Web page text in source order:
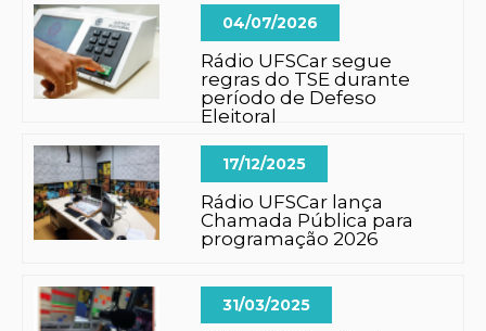
04/07/2026
Rádio UFSCar segue
regras do TSE durante
período de Defeso
Eleitoral
17/12/2025
Rádio UFSCar lança
Chamada Pública para
programação 2026
31/03/2025